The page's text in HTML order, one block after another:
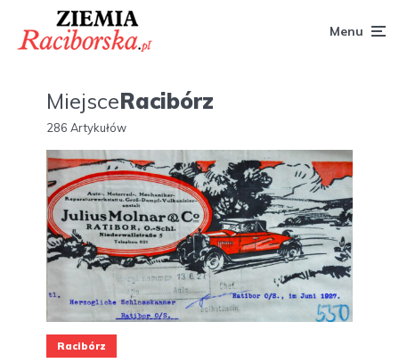
Menu
MiejsceRacibórz
286 Artykułów
Racibórz